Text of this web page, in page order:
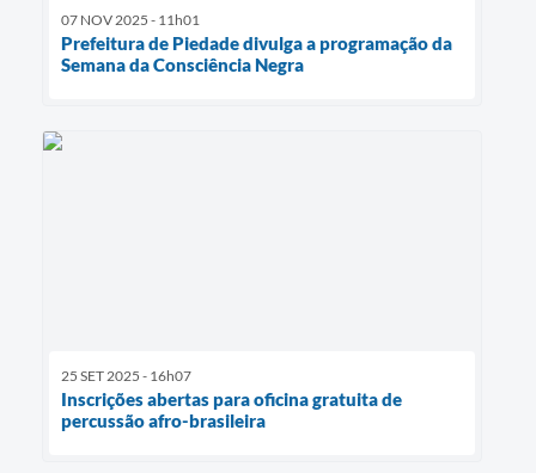
07 NOV 2025 - 11h01
Prefeitura de Piedade divulga a programação da
Semana da Consciência Negra
25 SET 2025 - 16h07
Inscrições abertas para oficina gratuita de
percussão afro-brasileira